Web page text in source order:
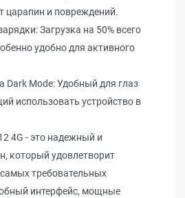
царапин и повреждений.
Загрузка на 50% всего
удобно для активного
Mode: Удобный для глаз
использовать устройство в
4G - это надежный и
который удовлетворит
требовательных
интерфейс, мощные